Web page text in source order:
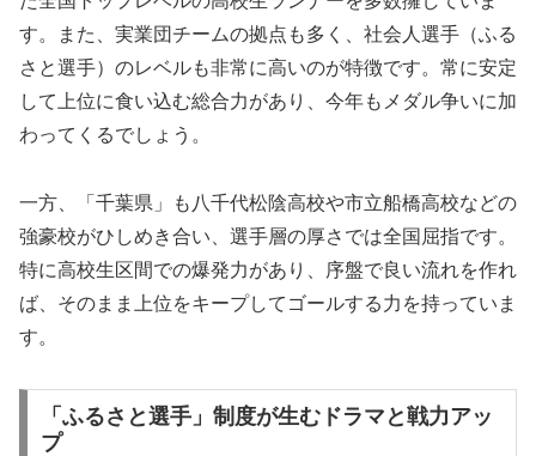
す。また、実業団チームの拠点も多く、社会人選手（ふる
さと選手）のレベルも非常に高いのが特徴です。常に安定
して上位に食い込む総合力があり、今年もメダル争いに加
わってくるでしょう。
一方、「千葉県」も八千代松陰高校や市立船橋高校などの
強豪校がひしめき合い、選手層の厚さでは全国屈指です。
特に高校生区間での爆発力があり、序盤で良い流れを作れ
ば、そのまま上位をキープしてゴールする力を持っていま
す。
「ふるさと選手」制度が生むドラマと戦力アッ
プ